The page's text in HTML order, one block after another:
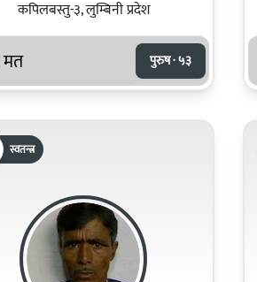
कपिलबस्तु-३, लुम्बिनी प्रदेश
मत पुरुष · ५३
स्वतन्त्र